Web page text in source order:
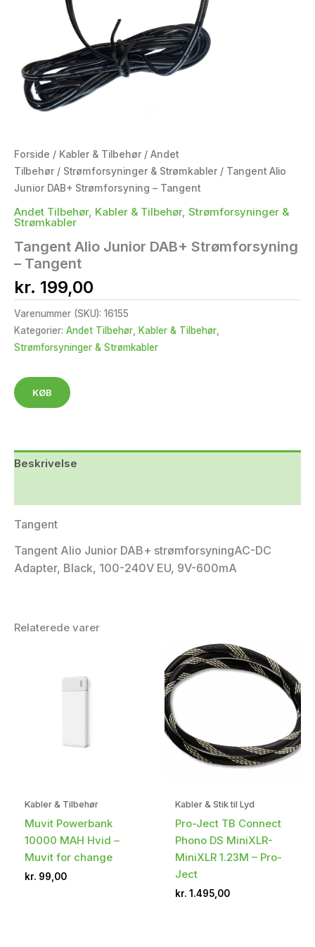
Forside / Kabler & Tilbehør / Andet
Tilbehør / Strømforsyninger & Strømkabler / Tangent Alio
Junior DAB+ Strømforsyning – Tangent
Andet Tilbehør, Kabler & Tilbehør, Strømforsyninger &
Strømkabler
Tangent Alio Junior DAB+ Strømforsyning
– Tangent
kr. 199,00
Varenummer (SKU): 16155
Kategorier: Andet Tilbehør Kabler & Tilbehør
Strømforsyninger & Strømkabler
KØB
Beskrivelse
Tangent
Tangent Alio Junior DAB+ strømforsyningAC-DC
Adapter, Black, 100-240V EU, 9V-600mA
Relaterede varer
Kabler & Tilbehør
Muvit Powerbank
10000 MAH Hvid –
Muvit for change
kr. 99,00
Kabler & Stik til Lyd
Pro-Ject TB Connect
Phono DS MiniXLR-
MiniXLR 1.23M – Pro-
Ject
kr. 1.495,00